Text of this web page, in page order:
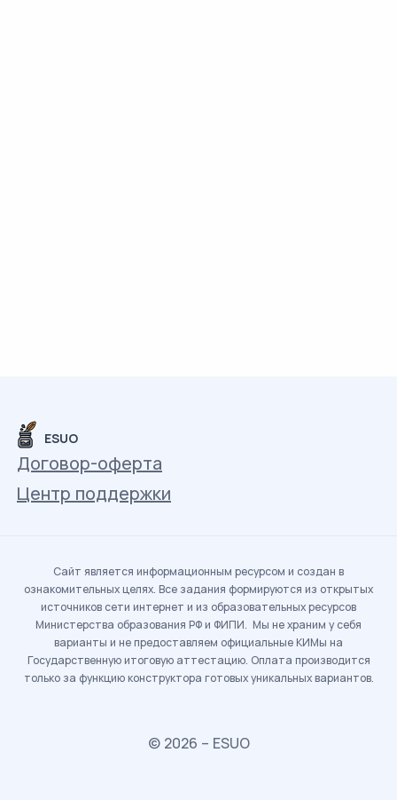
ESUO
Договор-оферта
Центр поддержки
Сайт является информационным ресурсом и создан в
ознакомительных целях. Все задания формируются из открытых
источников сети интернет и из образовательных ресурсов
Министерства образования РФ и ФИПИ. Мы не храним у себя
варианты и не предоставляем официальные КИМы на
Государственную итоговую аттестацию. Оплата производится
только за функцию конструктора готовых уникальных вариантов.
© 2026 – ESUO